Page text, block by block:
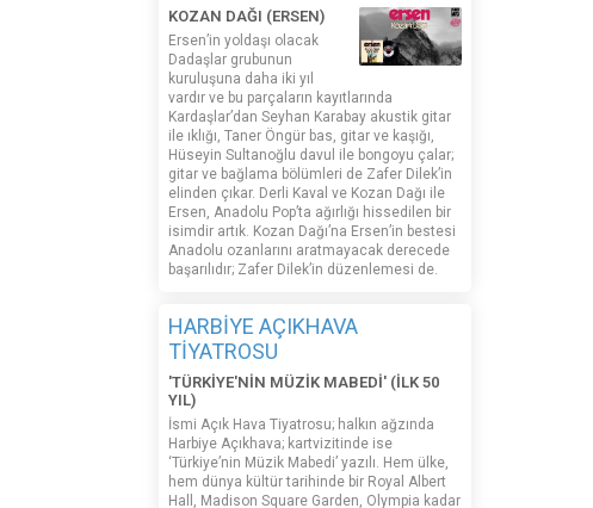
KOZAN DAĞI (ERSEN)
Ersen’in yoldaşı olacak
Dadaşlar grubunun
kuruluşuna daha iki yıl
vardır ve bu parçaların kayıtlarında
Kardaşlar’dan Seyhan Karabay akustik gitar
ile ıklığı, Taner Öngür bas, gitar ve kaşığı,
Hüseyin Sultanoğlu davul ile bongoyu çalar;
gitar ve bağlama bölümleri de Zafer Dilek’in
elinden çıkar. Derli Kaval ve Kozan Dağı ile
Ersen, Anadolu Pop’ta ağırlığı hissedilen bir
isimdir artık. Kozan Dağı’na Ersen’in bestesi
Anadolu ozanlarını aratmayacak derecede
başarılıdır; Zafer Dilek’in düzenlemesi de.
HARBİYE AÇIKHAVA
TİYATROSU
'TÜRKİYE'NİN MÜZİK MABEDİ' (İLK 50
YIL)
İsmi Açık Hava Tiyatrosu; halkın ağzında
Harbiye Açıkhava; kartvizitinde ise
‘Türkiye’nin Müzik Mabedi’ yazılı. Hem ülke,
hem dünya kültür tarihinde bir Royal Albert
Hall, Madison Square Garden, Olympia kadar